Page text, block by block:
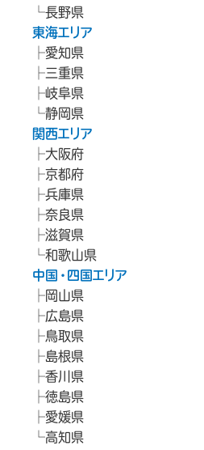
長野県
東海エリア
愛知県
三重県
岐阜県
静岡県
関西エリア
大阪府
京都府
兵庫県
奈良県
滋賀県
和歌山県
中国・四国エリア
岡山県
広島県
鳥取県
島根県
香川県
徳島県
愛媛県
高知県